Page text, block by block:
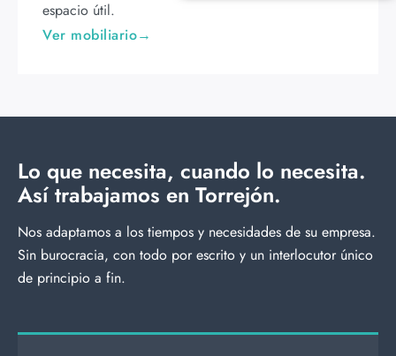
espacio útil.
Ver mobiliario
Lo que necesita, cuando lo necesita.
Así trabajamos en Torrejón.
Nos adaptamos a los tiempos y necesidades de su empresa.
Sin burocracia, con todo por escrito y un interlocutor único
de principio a fin.